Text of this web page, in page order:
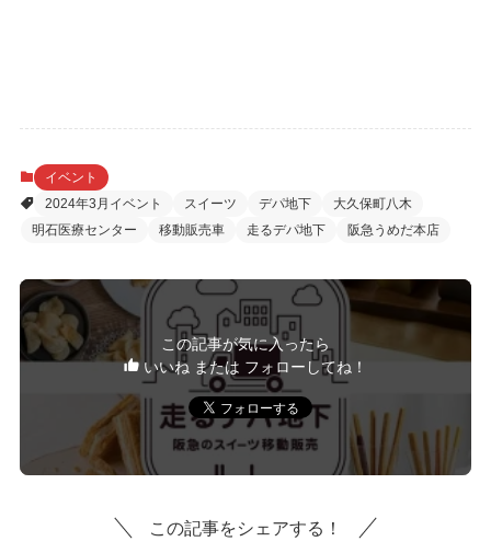
イベント
2024年3月イベント
スイーツ デパ地下
大久保町八木
明石医療センター
移動販売車 走るデパ地下 阪急うめだ本店
この記事が気に入ったら
いいね または フォローしてね！
この記事をシェアする！